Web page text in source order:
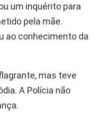
um inquérito para
pela mãe.
ao conhecimento da
mas teve
A Polícia não